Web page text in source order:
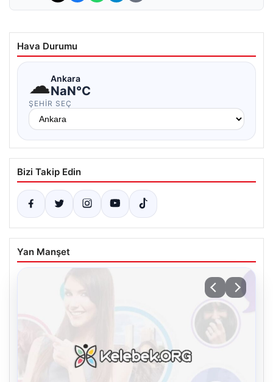
Hava Durumu
☁Ankara
NaN°C
ŞEHIR SEÇ
Bizi Takip Edin
Yan Manşet